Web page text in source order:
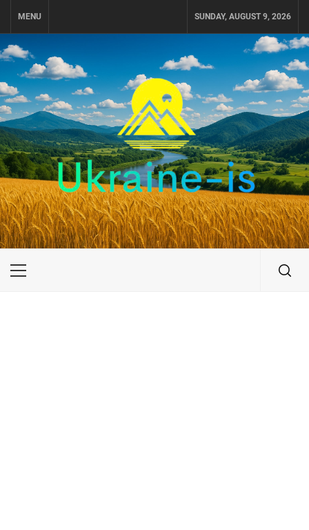
MENU SUNDAY, AUGUST 9, 2026
UKRAINE-IS
ПУТЕШЕСТВИЕ ПО УКРАИНЕ
Primary